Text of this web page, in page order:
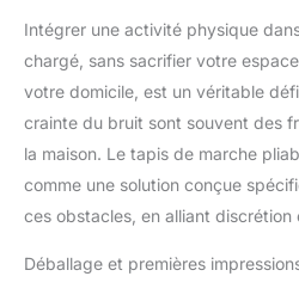
Intégrer une activité physique
chargé, sans sacrifier votre
votre domicile, est un véritable
crainte du bruit sont souvent des
la maison. Le tapis de marche
comme une solution conçue
ces obstacles, en alliant discrétion
Déballage et premières